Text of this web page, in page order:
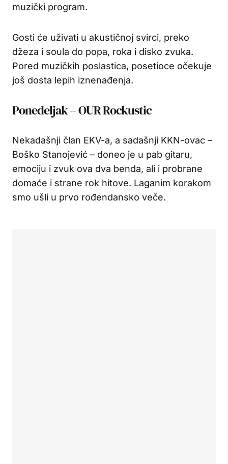
muzički program.
Gosti će uživati u akustičnoj svirci, preko
džeza i soula do popa, roka i disko zvuka.
Pored muzičkih poslastica, posetioce očekuje
još dosta lepih iznenađenja.
Ponedeljak – OUR Rockustic
Nekadašnji član EKV-a, a sadašnji KKN-ovac –
Boško Stanojević – doneo je u pab gitaru,
emociju i zvuk ova dva benda, ali i probrane
domaće i strane rok hitove. Laganim korakom
smo ušli u prvo rođendansko veče.